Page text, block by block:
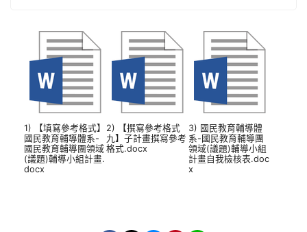
1) 【填寫參考格式】
國民教育輔導體系-
國民教育輔導團領域
(議題)輔導小組計畫.
docx
2) 【撰寫參考格式
九】子計畫撰寫參考
格式.docx
3) 國民教育輔導體
系-國民教育輔導團
領域(議題)輔導小組
計畫自我檢核表.doc
x